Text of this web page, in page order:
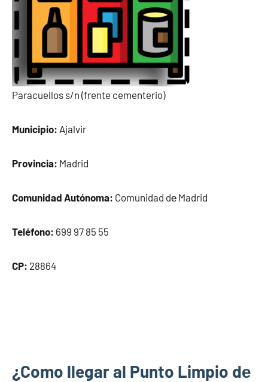
Paracuellos s/n (frente cementerio)
Municipio: Ajalvir
Provincia: Madrid
Comunidad Autónoma: Comunidad dе Madrid
Teléfono: 699 97 85 55
CP: 28864
¿Como llegar al Punto Limpio dе